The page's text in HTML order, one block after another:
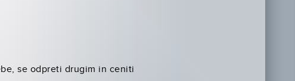
se odpreti drugim in ceniti